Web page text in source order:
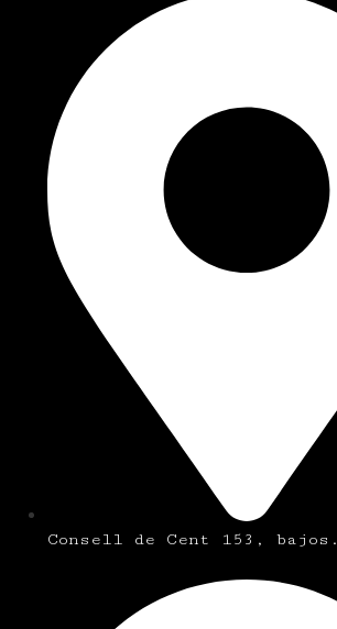
Consell de Cent 153, bajos.